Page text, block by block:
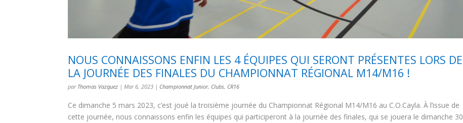
NOUS CONNAISSONS ENFIN LES 4 ÉQUIPES QUI SERONT PRÉSENTES LORS DE
LA JOURNÉE DES FINALES DU CHAMPIONNAT RÉGIONAL M14/M16 !
par Thomas Vazquez |Mar 6, 2023 | Championnat Junior, Clubs, CR16
Ce dimanche 5 mars 2023, c’est joué la troisième journée du Championnat Régional M14/M16 au C.O.Cayla. À l’issue de
cette journée, nous connaissons enfin les équipes qui participeront à la journée des finales, qui se jouera le dimanche 30